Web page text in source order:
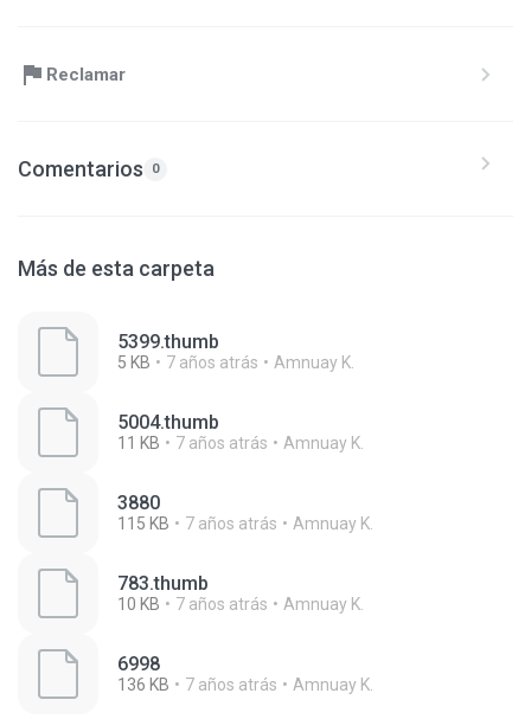
Reclamar
Comentarios 0
Más de esta carpeta
5399.thumb
5 KB 7 años atrás Amnuay K.
5004.thumb
11 KB 7 años atrás Amnuay K.
3880
115 KB 7 años atrás Amnuay K.
783.thumb
10 KB 7 años atrás Amnuay K.
6998
136 KB 7 años atrás Amnuay K.